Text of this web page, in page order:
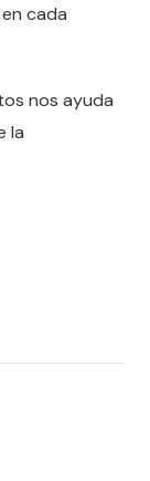
cada
nos ayuda
la